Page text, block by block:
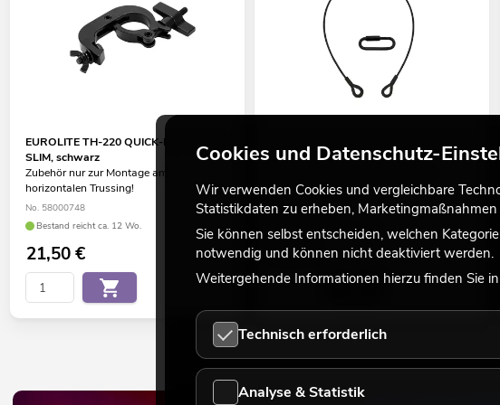
EUROLITE TH-220 QUICK-LOCK Haken
SLIM, schwarz
Zubehör nur zur Montage am
horizontalen Trussing!
No. 58000748
Bestand reicht ca. 12 Wo.
21,50€
bis 35kg sw
Überkopfmontage
No. 58010347
Bestand reicht ca. 12 Wo.
9,90€
Cookies und Datenschutz-
Wir verwenden Cookies und vergleichbare
Statistikdaten zu erheben,
Sie können selbst entscheiden, welchen
notwendig und können nicht deaktiviert werden.
Weitergehende Informationen hierzu finden Sie
Technisch erforderlich
Analyse & Statistik